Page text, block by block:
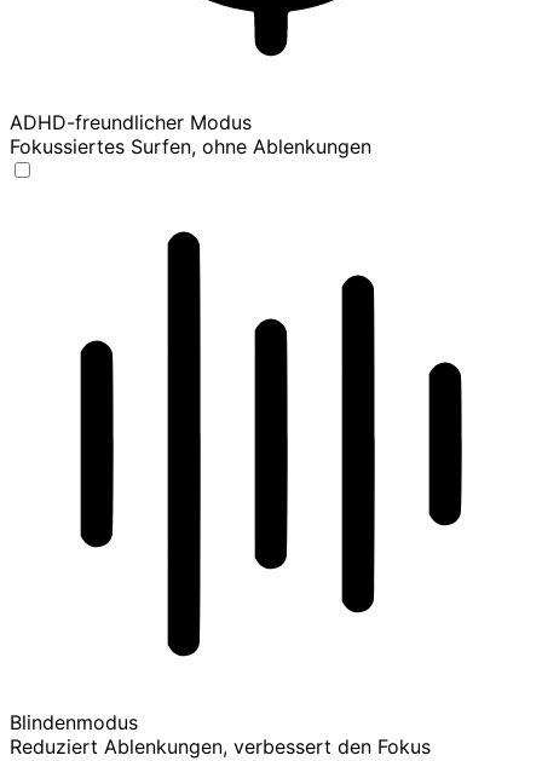
ADHD-freundlicher Modus
Fokussiertes Surfen, ohne Ablenkungen
Blindenmodus
Reduziert Ablenkungen, verbessert den Fokus